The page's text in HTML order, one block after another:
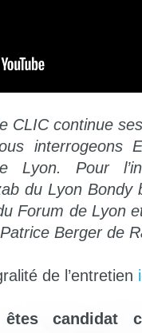
CLIC continue
interrogeons
Pour
du Lyon Bondy
Forum de Lyon
Berger de
de l’entretien
candidat